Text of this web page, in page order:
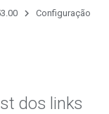
Configuração
dos links